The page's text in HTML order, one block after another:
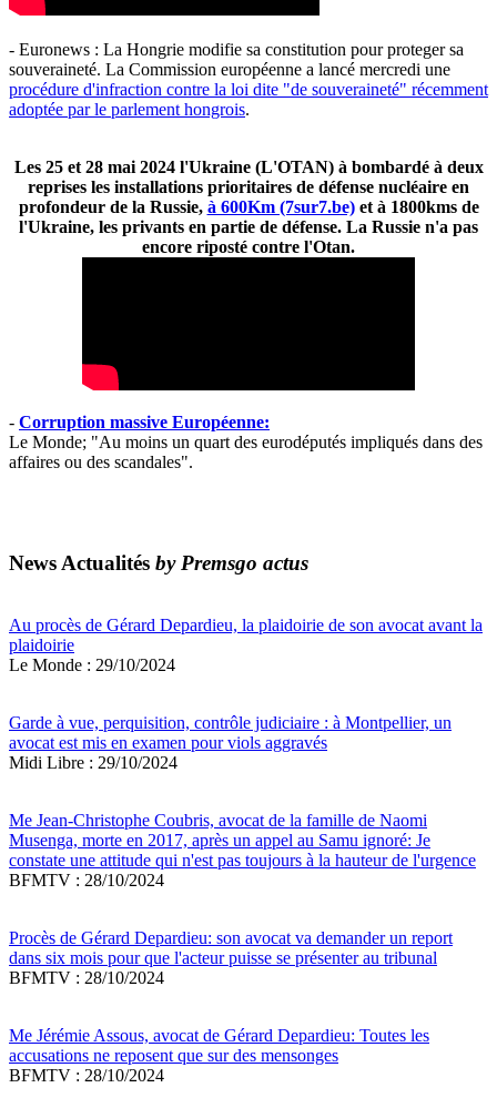
- Euronews : La Hongrie modifie sa constitution pour proteger sa
souveraineté. La Commission européenne a lancé mercredi une
procédure d'infraction contre la loi dite "de souveraineté" récemment
adoptée par le parlement hongrois.
Les 25 et 28 mai 2024 l'Ukraine (L'OTAN) à bombardé à deux
reprises les installations prioritaires de défense nucléaire en
profondeur de la Russie, à 600Km (7sur7.be)et à 1800kms de
l'Ukraine, les privants en partie de défense. La Russie n'a pas
encore riposté contre l'Otan.
- Corruption massive Européenne:
Le Monde; "Au moins un quart des eurodéputés impliqués dans des
affaires ou des scandales".
News Actualités by Premsgo actus
Au procès de Gérard Depardieu, la plaidoirie de son avocat avant la
plaidoirie
Le Monde : 29/10/2024
Garde à vue, perquisition, contrôle judiciaire : à Montpellier, un
avocat est mis en examen pour viols aggravés
Midi Libre : 29/10/2024
Me Jean-Christophe Coubris, avocat de la famille de Naomi
Musenga, morte en 2017, après un appel au Samu ignoré: Je
constate une attitude qui n'est pas toujours à la hauteur de l'urgence
BFMTV : 28/10/2024
Procès de Gérard Depardieu: son avocat va demander un report
dans six mois pour que l'acteur puisse se présenter au tribunal
BFMTV : 28/10/2024
Me Jérémie Assous, avocat de Gérard Depardieu: Toutes les
accusations ne reposent que sur des mensonges
BFMTV : 28/10/2024